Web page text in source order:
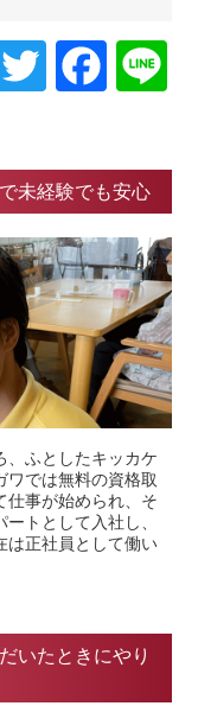
Twitter
未経験でも安心
、ふとしたキッカケ
ワでは無料の資格取
仕事が始められ、そ
トとして入社し、
は正社員として働い
いたときにやり